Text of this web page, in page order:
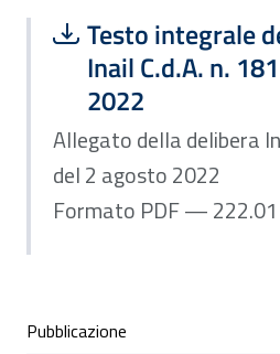
Scarica file:
Testo integrale
Inail C.d.A. n.
2022
Formato PDF —
Allegato della delibera
del 2 agosto 2022
Formato PDF —
Condivisione social
Pubblicazione